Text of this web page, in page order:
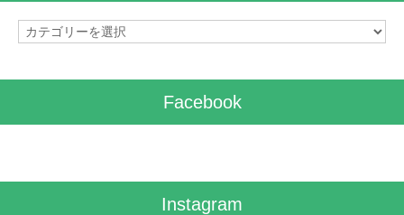
カ
Facebook
Instagram